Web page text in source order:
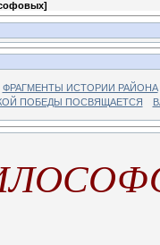
]
ФРАГМЕНТЫ ИСТОРИИ РАЙОНА
ПОБЕДЫ ПОСВЯЩАЕТСЯ